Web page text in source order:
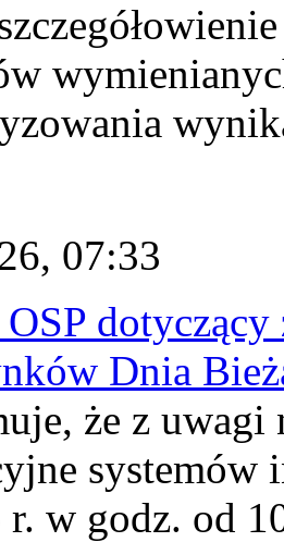
07:33
dotyczący
Dnia
że z uwagi
w godz. od